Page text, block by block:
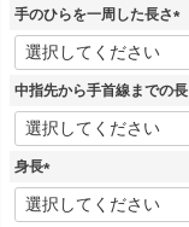
手のひらを一周した長さ
(
須
中指先から手首線までの長
身長
(
必